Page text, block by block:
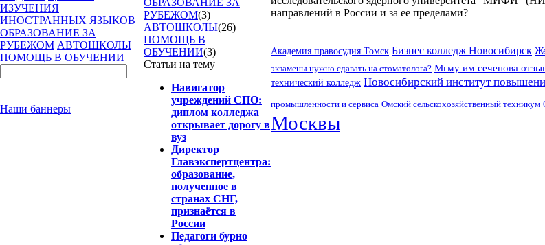
ИЗУЧЕНИЯ
ИНОСТРАННЫХ ЯЗЫКОВ
ОБРАЗОВАНИЕ ЗА
РУБЕЖОМ АВТОШКОЛЫ
ПОМОЩЬ В ОБУЧЕНИИ
Наши баннеры
ОБРАЗОВАНИЕ ЗА
РУБЕЖОМ(3)
АВТОШКОЛЫ(26)
ПОМОЩЬ В
ОБУЧЕНИИ(3)
Статьи на тему
Навигатор
учреждений СПО:
диплом колледжа
открывает дорогу в
вуз
Директор
Главэкспертцентра:
образование,
полученное в
странах СНГ,
признаётся в
России
Педагоги бурно
направлений в России и за ее пределами?
Академия правосудия Томск Бизнес колледж Новосибирск
экзамены нужно сдавать на стоматолога? Мгму им сеченова
технический колледж Новосибирский институт
промышленности и сервиса Омский сельскохозяйственный техникум
Москвы